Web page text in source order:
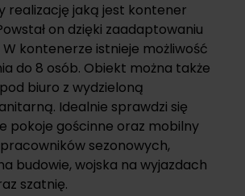
realizację jaką jest kontener
on dzięki zaadaptowaniu
W kontenerze istnieje możliwość
do 8 osób. Obiekt można także
biuro z wydzieloną
Idealnie sprawdzi się
pokoje gościnne oraz mobilny
sezonowych,
budowie, wojska na wyjazdach
szatnię.